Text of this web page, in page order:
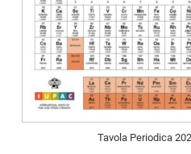
Tavola Periodica